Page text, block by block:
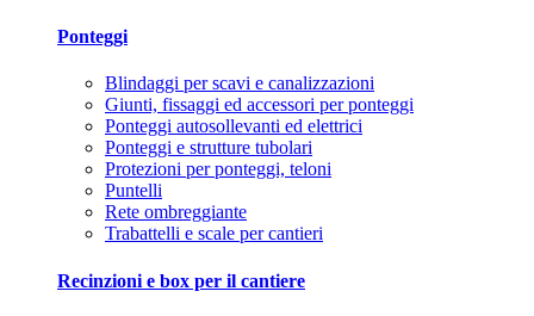
Ponteggi
Blindaggi per scavi e canalizzazioni
Giunti, fissaggi ed accessori per ponteggi
Ponteggi autosollevanti ed elettrici
Ponteggi e strutture tubolari
Protezioni per ponteggi, teloni
Puntelli
Rete ombreggiante
Trabattelli e scale per cantieri
Recinzioni e box per il cantiere